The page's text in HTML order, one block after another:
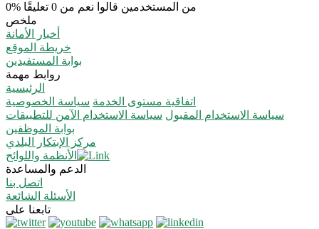
0% من المستخدمين قالوا نعم من 0 تعليقًا
ملخص
أخبار الأمانة
خريطة الموقع
بوابة المستفيدين
روابط مهمة
الرئيسية
سياسة الخصوصية اتفاقية مستوى الخدمة
سياسة الاستخدام الآمن للتطبيقات سياسة الاستخدام المقبول
بوابة الموظفين
مركز الإبتكار البلدي
الأنظمة واللوائح
الدعم والمساعدة
اتصل بنا
الأسئلة الشائعة
تابعنا على